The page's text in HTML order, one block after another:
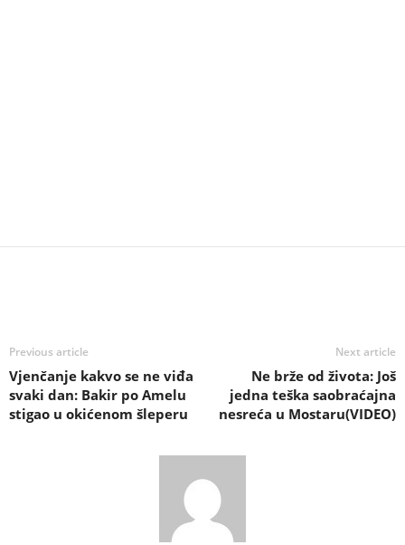
Previous article
Vjenčanje kakvo se ne viđa
svaki dan: Bakir po Amelu
stigao u okićenom šleperu
Next article
Ne brže od života: Još
jedna teška saobraćajna
nesreća u Mostaru(VIDEO)